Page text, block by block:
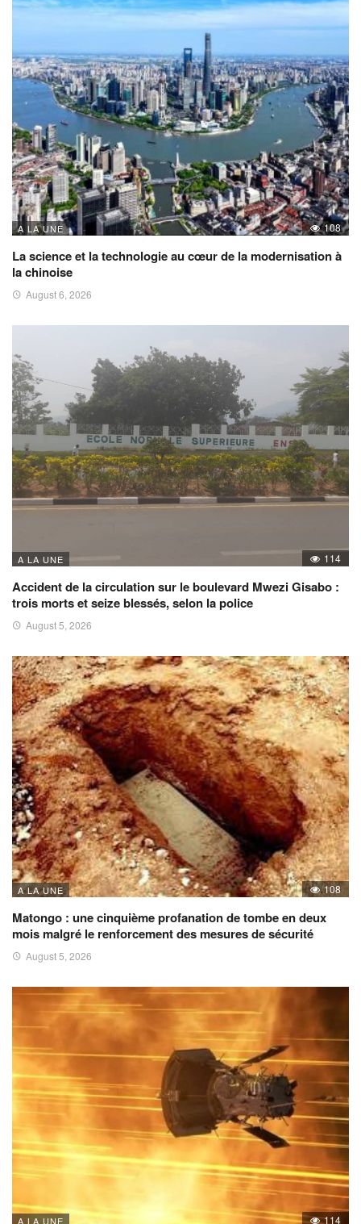
A LA UNE 108
La science et la technologie au cœur de la modernisation à
la chinoise
August 6, 2026
A LA UNE 114
Accident de la circulation sur le boulevard Mwezi Gisabo :
trois morts et seize blessés, selon la police
August 5, 2026
A LA UNE 108
Matongo : une cinquième profanation de tombe en deux
mois malgré le renforcement des mesures de sécurité
August 5, 2026
A LA UNE 114